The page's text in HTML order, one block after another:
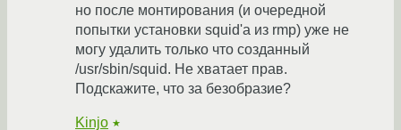
но после монтирования (и очередной
попытки установки squid'а из rmp) уже не
могу удалить только что созданный
/usr/sbin/squid. Не хватает прав.
Подскажите, что за безобразие?
Kinjo ★